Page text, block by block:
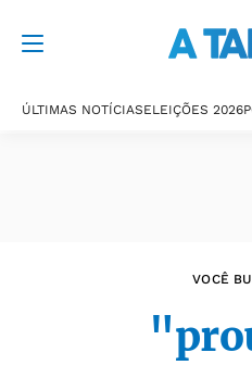
ÚLTIMAS NOTÍCIASELEIÇÕES 2026
VOCÊ